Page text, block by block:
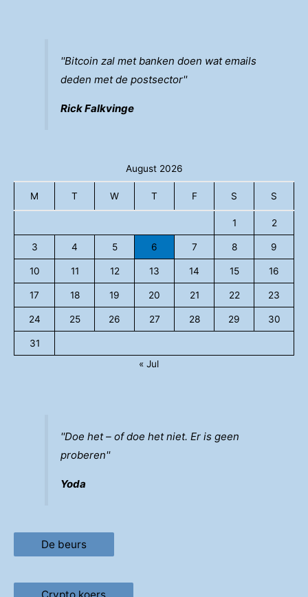
''Bitcoin zal met banken doen wat emails
deden met de postsector''
Rick Falkvinge
August 2026
M T W T F S S
1 2
3 4 5 6 7 8 9
10 11 12 13 14 15 16
17 18 19 20 21 22 23
24 25 26 27 28 29 30
31
« Jul
''Doe het – of doe het niet. Er is geen
proberen''
Yoda
De beurs